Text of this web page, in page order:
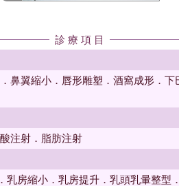
診 療 項 目
鼻翼縮小．唇形雕塑．酒窩成形．
注射．脂肪注射
乳房縮小．乳房提升．乳頭乳暈整型